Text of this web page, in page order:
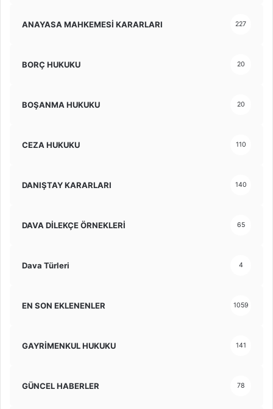
ANAYASA MAHKEMESİ KARARLARI 227
BORÇ HUKUKU 20
BOŞANMA HUKUKU 20
CEZA HUKUKU 110
DANIŞTAY KARARLARI 140
DAVA DİLEKÇE ÖRNEKLERİ 65
Dava Türleri 4
EN SON EKLENENLER 1059
GAYRİMENKUL HUKUKU 141
GÜNCEL HABERLER 78